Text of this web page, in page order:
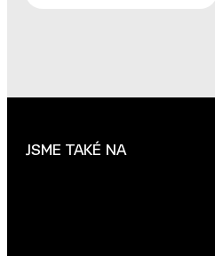
JSME TAKÉ NA